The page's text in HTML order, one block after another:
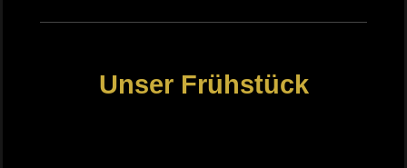
Unser Frühstück